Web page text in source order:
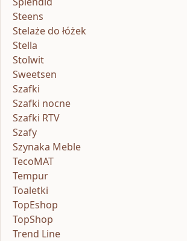
Steens
Stelaże do łóżek
Stella
Stolwit
Sweetsen
Szafki
Szafki nocne
Szafki RTV
Szafy
Szynaka Meble
TecoMAT
Tempur
Toaletki
TopEshop
TopShop
Trend Line